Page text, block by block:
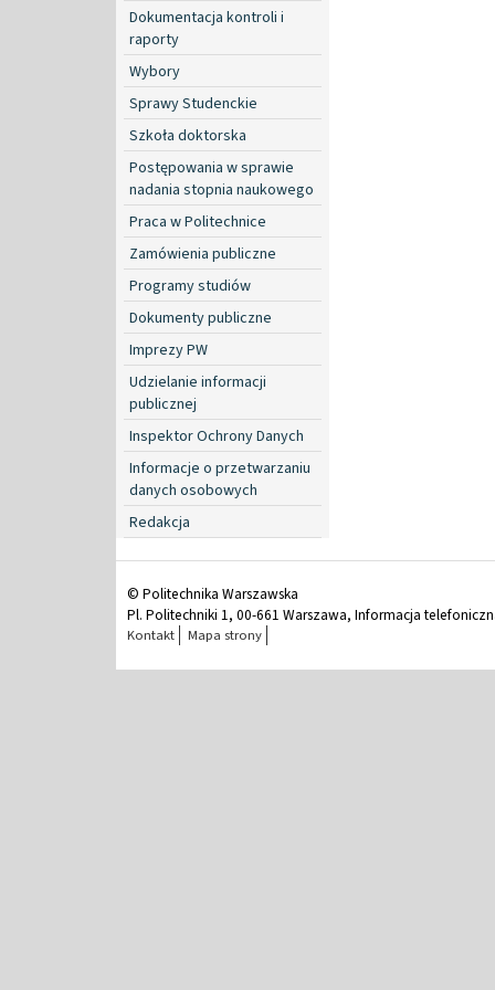
Dokumentacja kontroli i
raporty
Wybory
Sprawy Studenckie
Szkoła doktorska
Postępowania w sprawie
nadania stopnia naukowego
Praca w Politechnice
Zamówienia publiczne
Programy studiów
Dokumenty publiczne
Imprezy PW
Udzielanie informacji
publicznej
Inspektor Ochrony Danych
Informacje o przetwarzaniu
danych osobowych
Redakcja
© Politechnika Warszawska
Pl. Politechniki 1, 00-661 Warszawa, Informacja
Kontakt Mapa strony